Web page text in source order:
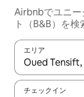
Airbnbでユニー
ト（B&B）を
エリア
検索結果が表
チェックイン